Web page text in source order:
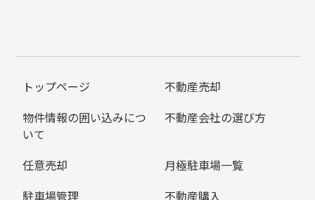
トップページ
不動産売却
物件情報の囲い込みにつ
いて
不動産会社の選び方
任意売却
月極駐車場一覧
駐車場管理
不動産購入